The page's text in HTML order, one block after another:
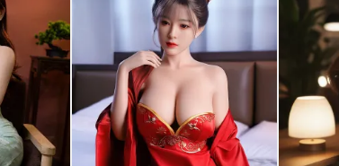
и роботов: принципы работы, сферы